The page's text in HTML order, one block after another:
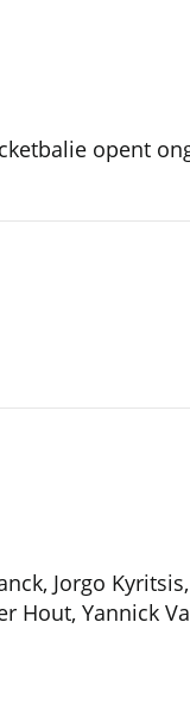
opent
Jorgo
Hout, Yannick